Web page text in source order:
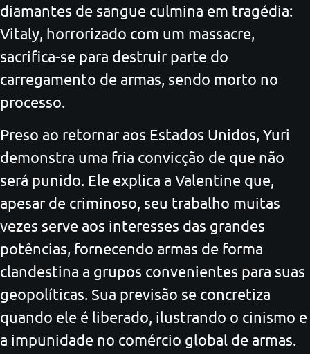
diamantes de sangue culmina em tragédia:
Vitaly, horrorizado com um massacre,
sacrifica-se para destruir parte do
carregamento de armas, sendo morto no
processo.
Preso ao retornar aos Estados Unidos, Yuri
demonstra uma fria convicção de que não
será punido. Ele explica a Valentine que,
apesar de criminoso, seu trabalho muitas
vezes serve aos interesses das grandes
potências, fornecendo armas de forma
clandestina a grupos convenientes para suas
geopolíticas. Sua previsão se concretiza
quando ele é liberado, ilustrando o cinismo e
a impunidade no comércio global de armas.